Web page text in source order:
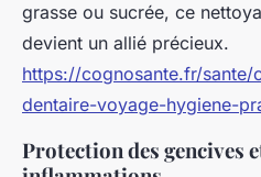
grasse ou sucrée, ce
devient un allié précieux.
https://cognosante.fr/
dentaire-voyage-hygiene-
Protection des gencives